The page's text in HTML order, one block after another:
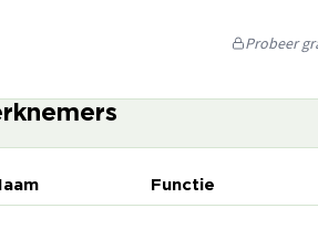
Probeer
Functie